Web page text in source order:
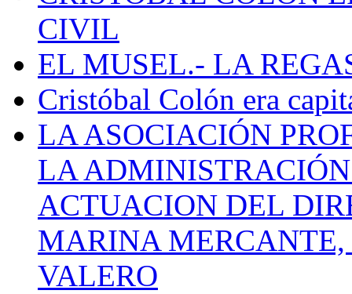
CIVIL
EL MUSEL.- LA
Cristóbal Colón era
LA ASOCIACIÓN
LA
ACTUACION DEL
MARINA
VALERO